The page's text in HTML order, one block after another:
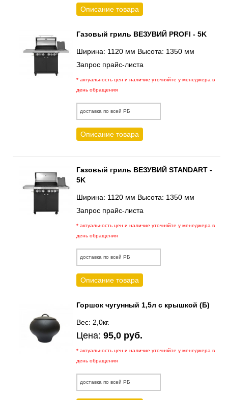
Описание товара
Газовый гриль ВЕЗУВИЙ PROFI - 5K
Ширина: 1120 мм Высота: 1350 мм
Запрос прайс-листа
* актуальность цен и наличие уточняйте у менеджера в
день обращения
доставка по всей РБ
Описание товара
Газовый гриль ВЕЗУВИЙ STANDART -
5K
Ширина: 1120 мм Высота: 1350 мм
Запрос прайс-листа
* актуальность цен и наличие уточняйте у менеджера в
день обращения
доставка по всей РБ
Описание товара
Горшок чугунный 1,5л с крышкой (Б)
Вес: 2,0кг.
Цена: 95,0 руб.
* актуальность цен и наличие уточняйте у менеджера в
день обращения
доставка по всей РБ